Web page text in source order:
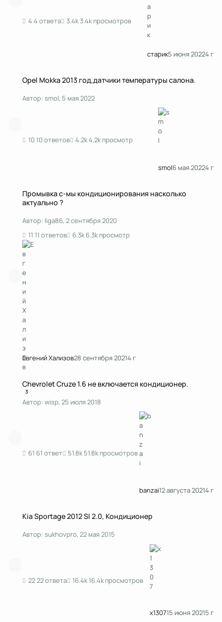
4 ответа 3.4k просмотров
старик5 июня 20224 г
Opel Mokka 2013 год,датчики температуры салона.
Автор: smol, 5 мая 2022
10 ответов 4.2k просмотр
smol6 мая 20224 г
Промывка с-мы кондиционирования насколько
актуально ?
Автор: liga86, 2 сентября 2020
11 ответов
6.3k просмотр
Евгений Хализов28 сентября 20214 г
Chevrolet Cruze 1.6 не включается кондиционер.
3
Автор: wisp, 25 июля 2018
61 ответ 51.8k просмотров
banzai12 августа 20214 г
Kia Sportage 2012 Sl 2.0, Кондиционер
Автор: sukhovpro, 22 мая 2015
22 ответа 16.4k просмотров
x130715 июня 20215 г